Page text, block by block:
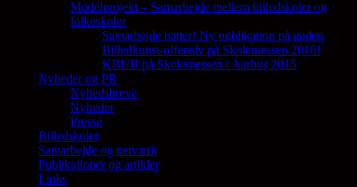
Modelprojekt – Samarbejde mellem billedskoler og
folkeskoler
Samarbejde batter! Ny publikation på gaden
Billedkunst-offensiv på Skolemessen 2016!
KBUB på Skolemessen i Aarhus 2015
Nyheder og PR
Nyhedsbreve
Nyheder
Presse
Billedskoler
Samarbejde og netværk
Publikationer og artikler
Links